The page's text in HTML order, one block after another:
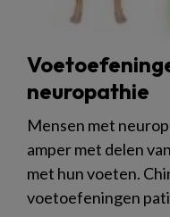
neuropathie
Mensen met
amper met delen
met hun voeten.
voetoefeningen